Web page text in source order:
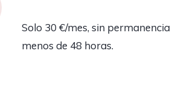
Solo 30 €/mes, sin
menos de 48 horas.